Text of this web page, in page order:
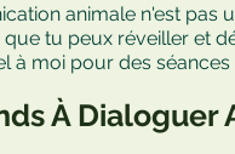
animale n'est pas
tu peux réveiller et
à moi pour des
À Dialoguer